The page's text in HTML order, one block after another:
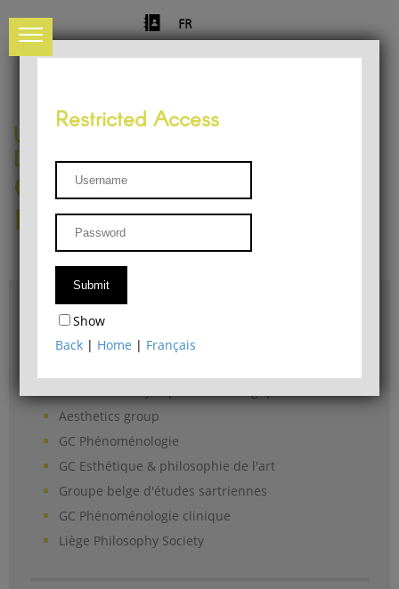
FR
University of Liège
Départment of Philosophy
Center for Phenomenological
Research
Access & maps
Philosophy Department Library
Aesthetics group
GC Phénoménologie
GC Esthétique & philosophie de l'art
Groupe belge d'études sartriennes
GC Phénoménologie clinique
Liège Philosophy Society
Restricted Access
Show
Back | Home | Français